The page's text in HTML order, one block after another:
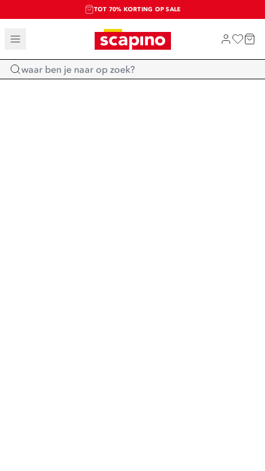
TOT 70% KORTING OP SALE
SALE: LAATSTE KANS!
SHOP NIEUW
Home